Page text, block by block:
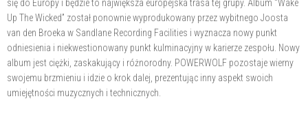
się do Europy i będzie to największa europejska trasa tej grupy. Album “Wake
Up The Wicked” został ponownie wyprodukowany przez wybitnego Joosta
van den Broeka w Sandlane Recording Facilities i wyznacza nowy punkt
odniesienia i niekwestionowany punkt kulminacyjny w karierze zespołu. Nowy
album jest ciężki, zaskakujący i różnorodny. POWERWOLF pozostaje wierny
swojemu brzmieniu i idzie o krok dalej, prezentując inny aspekt swoich
umiejętności muzycznych i technicznych.